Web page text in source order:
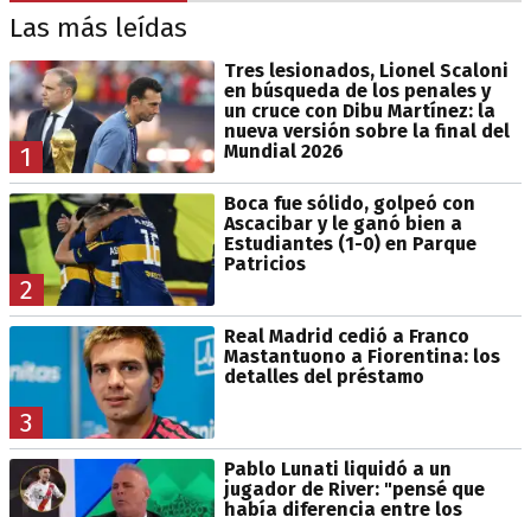
Las más leídas
1
Tres lesionados, Lionel Scaloni
en búsqueda de los penales y
un cruce con Dibu Martínez: la
nueva versión sobre la final del
Mundial 2026
2
Boca fue sólido, golpeó con
Ascacibar y le ganó bien a
Estudiantes (1-0) en Parque
Patricios
3
Real Madrid cedió a Franco
Mastantuono a Fiorentina: los
detalles del préstamo
Pablo Lunati liquidó a un
jugador de River: "pensé que
había diferencia entre los